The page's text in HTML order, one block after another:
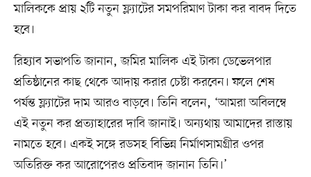
মালিককে প্রায় ২টি নতুন ফ্ল্যাটের সমপরিমাণ টাকা কর বাবদ দিতে
হবে।
রিহ্যাব সভাপতি জানান, জমির মালিক এই টাকা ডেভেলপার
প্রতিষ্ঠানের কাছ থেকে আদায় করার চেষ্টা করবেন। ফলে শেষ
পর্যন্ত ফ্ল্যাটের দাম আরও বাড়বে। তিনি বলেন, ‘আমরা অবিলম্বে
এই নতুন কর প্রত্যাহারের দাবি জানাই। অন্যথায় আমাদের রাস্তায়
নামতে হবে। একই সঙ্গে রডসহ বিভিন্ন নির্মাণসামগ্রীর ওপর
অতিরিক্ত কর আরোপেরও প্রতিবাদ জানান তিনি।’